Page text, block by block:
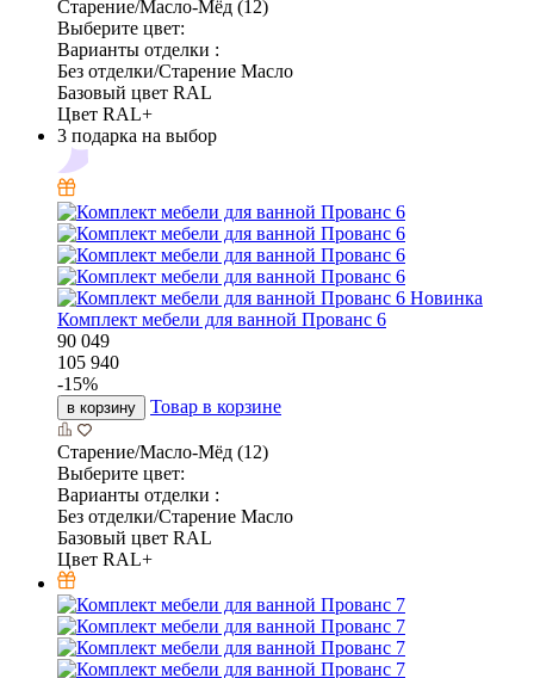
Старение/Масло-Мёд (12)
Выберите цвет:
Варианты отделки :
Без отделки/Старение Масло
Базовый цвет RAL
Цвет RAL+
3 подарка на выбор
Новинка
Комплект мебели для ванной Прованс 6
90 049
105 940
-15%
в корзину Товар в корзине
Старение/Масло-Мёд (12)
Выберите цвет:
Варианты отделки :
Без отделки/Старение Масло
Базовый цвет RAL
Цвет RAL+